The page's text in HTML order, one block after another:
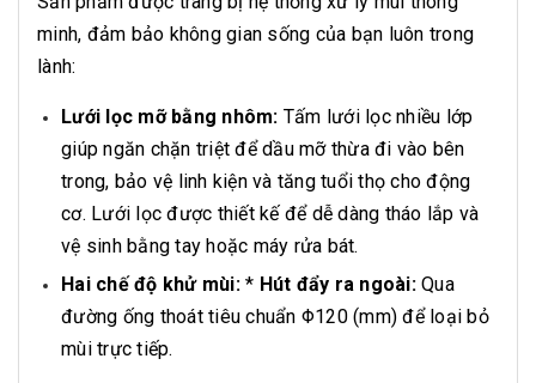
minh, đảm bảo không gian sống của bạn luôn trong
lành:
Lưới lọc mỡ bằng nhôm: Tấm lưới lọc nhiều lớp
giúp ngăn chặn triệt để dầu mỡ thừa đi vào bên
trong, bảo vệ linh kiện và tăng tuổi thọ cho động
cơ. Lưới lọc được thiết kế để dễ dàng tháo lắp và
vệ sinh bằng tay hoặc máy rửa bát.
Hai chế độ khử mùi:* Hút đẩy ra ngoài:Qua
đường ống thoát tiêu chuẩn Φ120 (mm) để loại bỏ
mùi trực tiếp.